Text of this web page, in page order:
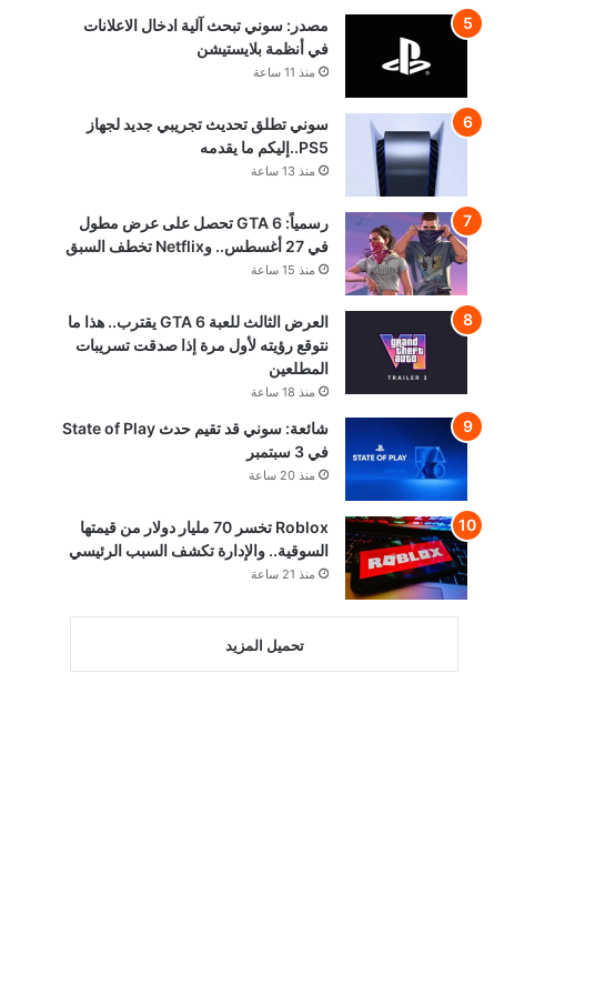
مصدر: سوني تبحث آلية ادخال الاعلانات
في أنظمة بلايستيشن
منذ 11 ساعة
سوني تطلق تحديث تجريبي جديد لجهاز
PS5..إليكم ما يقدمه
منذ 13 ساعة
رسمياً: GTA 6 تحصل على عرض مطول
في 27 أغسطس.. وNetflix تخطف السبق
منذ 15 ساعة
العرض الثالث للعبة GTA 6 يقترب.. هذا ما
نتوقع رؤيته لأول مرة إذا صدقت تسريبات
المطلعين
منذ 18 ساعة
شائعة: سوني قد تقيم حدث State of Play
في 3 سبتمبر
منذ 20 ساعة
Roblox تخسر 70 مليار دولار من قيمتها
السوقية.. والإدارة تكشف السبب الرئيسي
منذ 21 ساعة
تحميل المزيد